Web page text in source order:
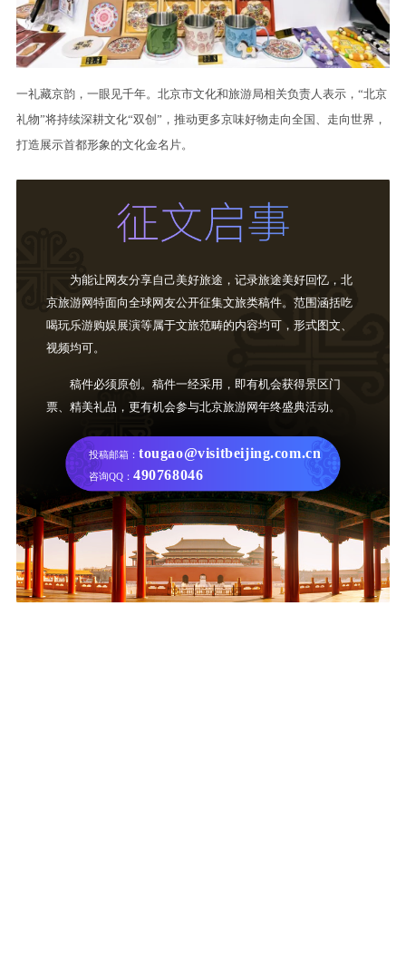
一礼藏京韵，一眼见千年。北京市文化和旅游局相关负责人表示，“北京
礼物”将持续深耕文化“双创”，推动更多京味好物走向全国、走向世界，
打造展示首都形象的文化金名片。
为能让网友分享自己美好旅途，记录旅途美好回忆，北
京旅游网特面向全球网友公开征集文旅类稿件。范围涵括吃
喝玩乐游购娱展演等属于文旅范畴的内容均可，形式图文、
视频均可。
稿件必须原创。稿件一经采用，即有机会获得景区门
票、精美礼品，更有机会参与北京旅游网年终盛典活动。
投稿邮箱： tougao@visitbeijing.com.cn
咨询QQ： 490768046